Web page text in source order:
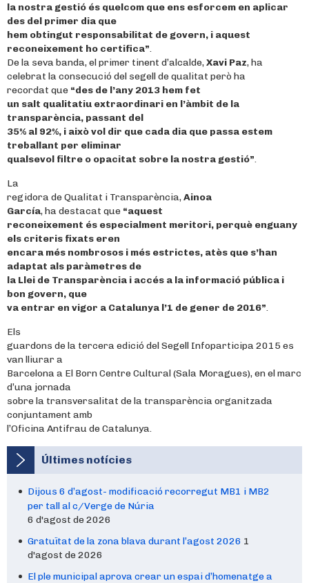
la nostra gestió és quelcom que ens esforcem en aplicar
des del primer dia que
hem obtingut responsabilitat de govern, i aquest
reconeixement ho certifica”.
De la seva banda, el primer tinent d’alcalde,Xavi Paz, ha
celebrat la consecució del segell de qualitat però ha
recordat que “des de l’any 2013 hem fet
un salt qualitatiu extraordinari en l’àmbit de la
transparència, passant del
35% al 92%, i això vol dir que cada dia que passa estem
treballant per eliminar
qualsevol filtre o opacitat sobre la nostra gestió”.
La
regidora de Qualitat i Transparència,Ainoa
García, ha destacat que “aquest
reconeixement és especialment meritori, perquè enguany
els criteris fixats eren
encara més nombrosos i més estrictes, atès que s’han
adaptat als paràmetres de
la Llei de Transparència i accés a la informació pública i
bon govern, que
va entrar en vigor a Catalunya l’1 de gener de 2016”.
Els
guardons de la tercera edició del Segell Infoparticipa 2015 es
van lliurar a
Barcelona a El Born Centre Cultural (Sala Moragues), en el marc
d’una jornada
sobre la transversalitat de la transparència organitzada
conjuntament amb
l’Oficina Antifrau de Catalunya.
Últimes notícies
Dijous 6 d’agost- modificació recorregut MB1 i MB2
per tall al c/Verge de Núria
6 d'agost de 2026
Gratuïtat de la zona blava durant l’agost 2026 1
d'agost de 2026
El ple municipal aprova crear un espai d’homenatge a